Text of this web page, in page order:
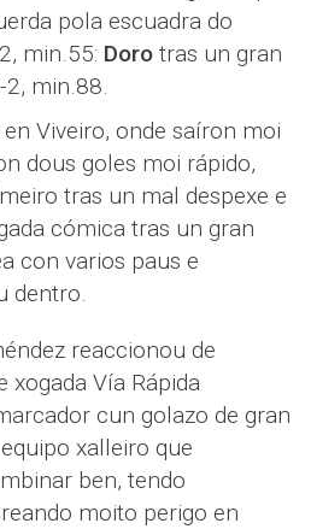
pola escuadra do
min.55: Doro tras un gran
2, min.88.
Viveiro, onde saíron moi
dous goles moi rápido,
tras un mal despexe e
cómica tras un gran
con varios paus e
dentro.
reaccionou de
xogada Vía Rápida
cun golazo de gran
xalleiro que
ben, tendo
moito perigo en